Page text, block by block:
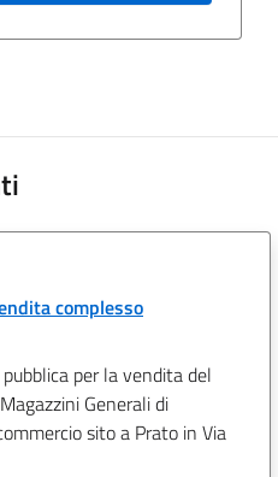
complesso
per la vendita del
Generali di
sito a Prato in Via